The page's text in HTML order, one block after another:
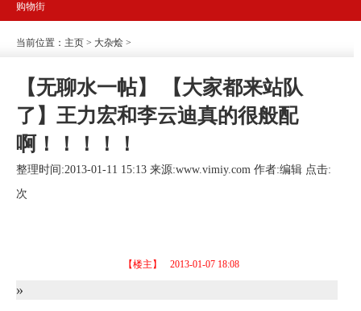
购物街
当前位置： 主页 > 大杂烩 >
【无聊水一帖】 【大家都来站队
了】王力宏和李云迪真的很般配
啊！！！！！
整理时间:2013-01-11 15:13 来源:www.vimiy.com 作者:编辑 点击:
次
【楼主】 2013-01-07 18:08
»